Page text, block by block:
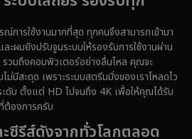
(61)
(228)
การใช้งานมากที่สุด ทุกคนจึงสามารถเข้ามา
ละผมยังปรับจูนระบบให้รองรับการใช้งานผ่าน
วมถึงคอมพิวเตอร์อย่างลื่นไหล คุณจะ
ม่มีสะดุด เพราะระบบสตรีมมิ่งของเราโหลดไว
ะดับ ตั้งแต่ HD ไปจนถึง 4K เพื่อให้คุณได้รับ
ต้องการครับ
ซีรีส์ดังจากทั่วโลกตลอด